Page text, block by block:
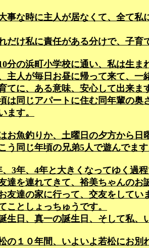
事な時に主人が居なくて、全て
だけ私に責任がある分けで、子育
分の浜町小学校に通い、私は生
主人が毎日お昼に帰って来て、
てに、ある意味、安心して出来ま
は同じアパートに住む同年輩の
ます。
お魚釣りか、土曜日の夕方から
う同じ年頃の兄弟5人で遊んでま
3年、4年と大きくなってゆく過
達を連れてきて、裕美ちゃんのお
友達の家に行って、交友をして
ことしょっちゅうです。
生日、真一の誕生日、そして私
の１０年間、いよいよ若松にお別